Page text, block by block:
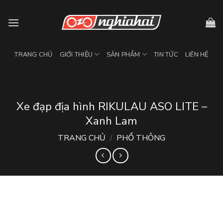
TRANG CHỦ GIỚI THIỆU SẢN PHẨM TIN TỨC LIÊN HỆ
Xe đạp địa hình RIKULAU ASO LITE –
Xanh Lam
TRANG CHỦ / PHỔ THÔNG